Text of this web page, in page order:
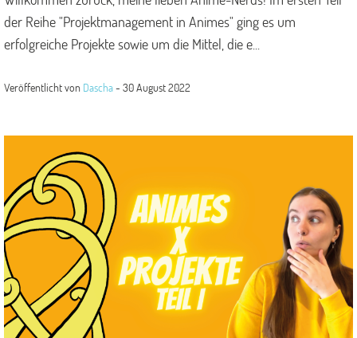
der Reihe "Projektmanagement in Animes" ging es um
erfolgreiche Projekte sowie um die Mittel, die e...
Veröffentlicht von Dascha- 30 August 2022